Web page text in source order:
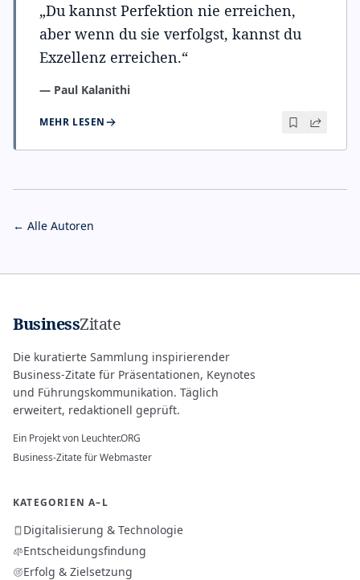
„Du kannst Perfektion nie erreichen,
aber wenn du sie verfolgst, kannst du
Exzellenz erreichen.“
— Paul Kalanithi
MEHR LESEN
← Alle Autoren
BusinessZitate
Die kuratierte Sammlung inspirierender
Business-Zitate für Präsentationen, Keynotes
und Führungskommunikation. Täglich
erweitert, redaktionell geprüft.
Ein Projekt von Leuchter.ORG
Business-Zitate für Webmaster
KATEGORIEN A–L
Digitalisierung & Technologie
Entscheidungsfindung
Erfolg & Zielsetzung